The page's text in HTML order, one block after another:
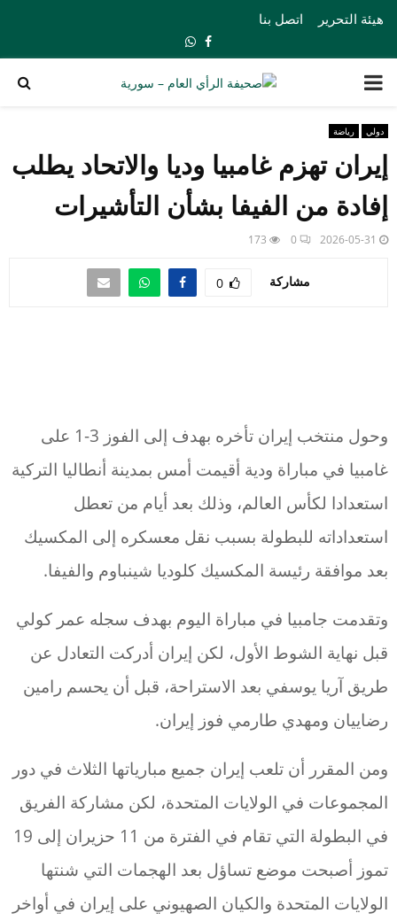
هيئة التحرير اتصل بنا
Facebook
Whatsapp
PRIMARY
MENU
دولي رياضة
إيران تهزم غامبيا وديا والاتحاد يطلب
إفادة من الفيفا بشأن التأشيرات
2026-05-31
0
173
مشاركة 0
وحول منتخب إيران تأخره بهدف إلى الفوز 3-1 على
غامبيا في مباراة ودية أقيمت أمس بمدينة أنطاليا التركية
استعدادا لكأس العالم، وذلك بعد أيام من تعطل
استعداداته للبطولة بسبب نقل معسكره إلى المكسيك
بعد موافقة رئيسة المكسيك كلوديا شينباوم والفيفا.
وتقدمت جامبيا في مباراة اليوم بهدف سجله عمر كولي
قبل نهاية الشوط الأول، لكن إيران أدركت التعادل عن
طريق آريا يوسفي بعد الاستراحة، قبل أن يحسم رامين
رضاييان ومهدي طارمي فوز إيران.
ومن المقرر أن تلعب إيران جميع مبارياتها الثلاث في دور
المجموعات في الولايات المتحدة، لكن مشاركة الفريق
في البطولة التي تقام في الفترة من 11 حزيران إلى 19
تموز أصبحت موضع تساؤل بعد الهجمات التي شنتها
الولايات المتحدة والكيان الصهيوني على إيران في أواخر